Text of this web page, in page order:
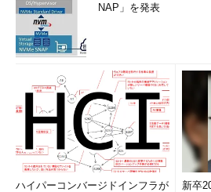
NAP」を発表
ハイパーコンバージドインフラが
新卒